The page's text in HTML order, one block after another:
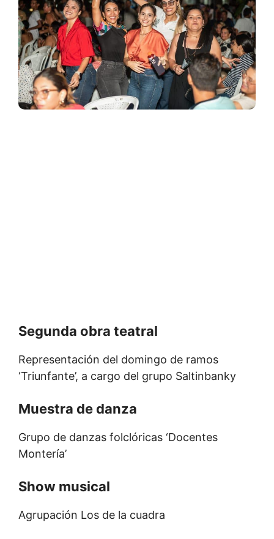
Segunda obra teatral
Representación del domingo de ramos
‘Triunfante’, a cargo del grupo Saltinbanky
Muestra de danza
Grupo de danzas folclóricas ‘Docentes
Montería’
Show musical
Agrupación Los de la cuadra